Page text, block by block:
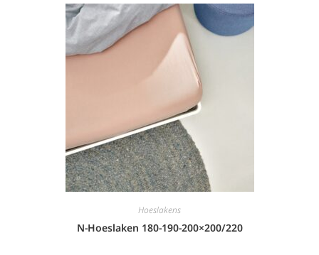
Hoeslakens
N-Hoeslaken 180-190-200×200/220